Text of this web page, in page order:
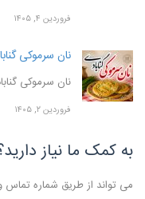
فروردین ۴, ۱۴۰۵
نان سرموکی
نان سرموکی
فروردین ۲, ۱۴۰۵
به کمک ما نیاز
می تواند از طریق شماره تماس